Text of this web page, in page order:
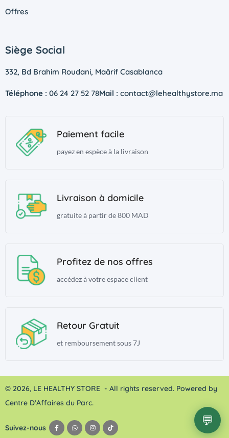
Offres
Siège Social
332, Bd Brahim Roudani, Maârif Casablanca
Téléphone : 06 24 27 52 78Mail : contact@lehealthystore.ma
Paiement facile
payez en espèce à la livraison
Livraison à domicile
gratuite à partir de 800 MAD
Profitez de nos offres
accédez à votre espace client
Retour Gratuit
et remboursement sous 7J
© 2026, LE HEALTHY STORE - All rights reserved. Powered by
Centre D'Affaires du Parc.
Suivez-nous
💬